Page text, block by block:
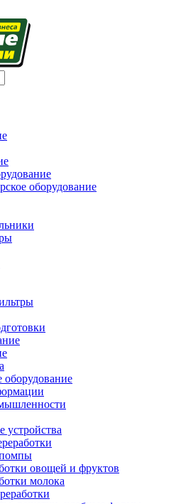
оборудование
оборудование
помпы
овощей и фруктов
молока